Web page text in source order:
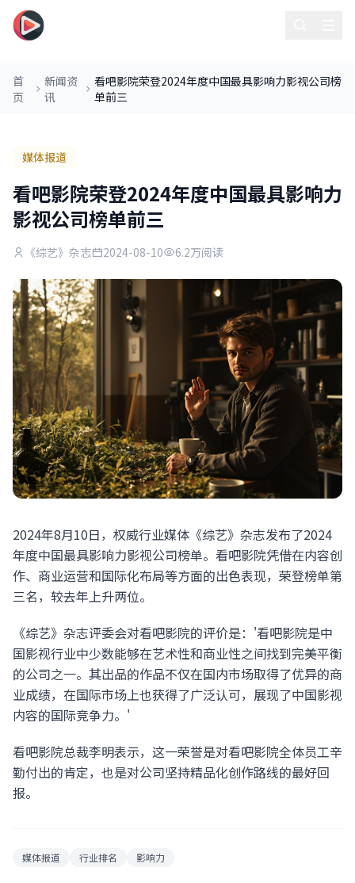
首
页
新闻资
讯
看吧影院荣登2024年度中国最具影响力影视公司榜
单前三
媒体报道
看吧影院荣登2024年度中国最具影响力
影视公司榜单前三
《综艺》杂志 2024-08-10 6.2万阅读
2024年8月10日，权威行业媒体《综艺》杂志发布了2024
年度中国最具影响力影视公司榜单。看吧影院凭借在内容创
作、商业运营和国际化布局等方面的出色表现，荣登榜单第
三名，较去年上升两位。
《综艺》杂志评委会对看吧影院的评价是：'看吧影院是中
国影视行业中少数能够在艺术性和商业性之间找到完美平衡
的公司之一。其出品的作品不仅在国内市场取得了优异的商
业成绩，在国际市场上也获得了广泛认可，展现了中国影视
内容的国际竞争力。'
看吧影院总裁李明表示，这一荣誉是对看吧影院全体员工辛
勤付出的肯定，也是对公司坚持精品化创作路线的最好回
报。
媒体报道 行业排名 影响力